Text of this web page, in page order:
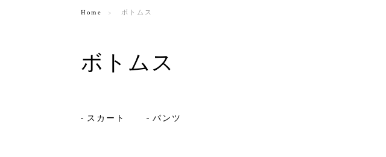
Home ボトムス
ボトムス
スカート パンツ